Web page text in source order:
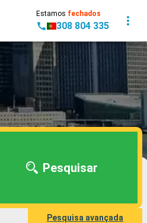
Estamos fechados
308 804 335
Pesquisar
Pesquisa avançada